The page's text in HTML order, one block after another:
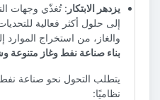
يزدهر الابتكار : تُغذّي وجهات
إلى حلول أكثر فعالية
والغاز، من استخراج الموارد
بناء صناعة نفط وغاز متنوعة
يتطلب التحول نحو صناعة نفط
نظاميًا: